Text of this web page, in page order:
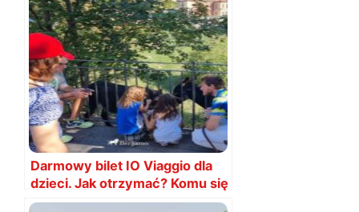
Darmowy bilet IO Viaggio dla
dzieci. Jak otrzymać? Komu się
należy?